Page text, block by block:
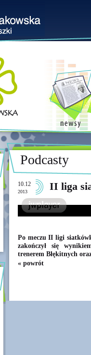
Podcasty
10.12
2013 II liga
Po meczu II ligi
zakończył się
trenerem Błękitnych
« powrót